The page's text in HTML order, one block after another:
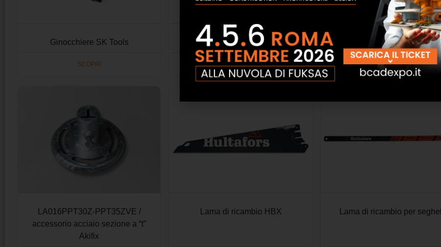
Ginocchiere SK Tools
SCOPRI
Guida in alluminio per Libella
SCOPRI
Inclinometro APK
SCOPRI
LA016PPT30Z-PPT35ZVE /
accessorio acciaio sezione a “t”
Akifix
Lama di ricambio HBX Lama di ricambio per